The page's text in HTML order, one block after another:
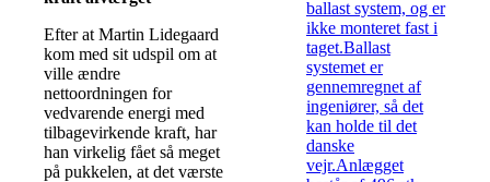
Efter at Martin Lidegaard
kom med sit udspil om at
ville ændre
nettoordningen for
vedvarende energi med
tilbagevirkende kraft, har
han virkelig fået så meget
på pukkelen, at det værste
ballast system, og er
ikke monteret fast i
taget.Ballast
systemet er
gennemregnet af
ingeniører, så det
kan holde til det
danske
vejr.Anlægget